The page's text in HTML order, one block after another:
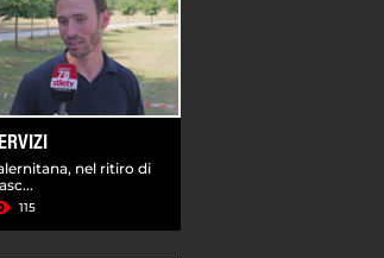
nel ritiro di
115